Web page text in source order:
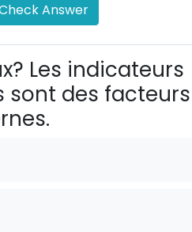
Answer
Les indicateurs
sont des